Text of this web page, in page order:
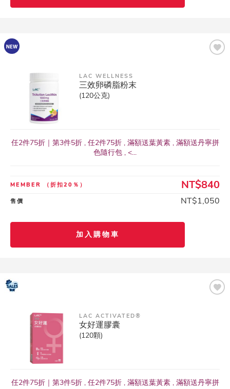
LAC WELLNESS
三效卵磷脂粉末
(120公克)
任2件75折｜第3件5折 , 任2件75折 , 滿額送葉黃素 , 滿額送丹寧拼
色隨行包 , <...
MEMBER （折扣20％） NT$840
售價 NT$1,050
加入購物車
LAC ACTIVATED®
女好運膠囊
(120顆)
任2件75折｜第3件5折 , 任2件75折 , 滿額送葉黃素 , 滿額送丹寧拼